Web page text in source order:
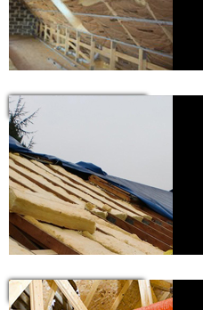
+ ISOLATION EXTERIEURE
+ ISOLATION INTERIEURE